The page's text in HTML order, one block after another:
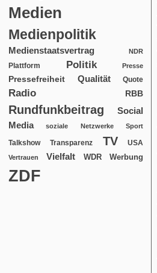
Medien
Medienpolitik
Medienstaatsvertrag NDR
Plattform Politik Presse
Pressefreiheit Qualität Quote
Radio RBB
Rundfunkbeitrag
Social
Media
soziale Netzwerke Sport
Talkshow Transparenz TV USA
Vertrauen Vielfalt WDR Werbung
ZDF